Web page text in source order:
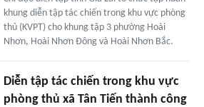
khung diễn tập tác chiến trong khu vực phòng
thủ (KVPT) cho khung tập 3 phường Hoài
Nhơn, Hoài Nhơn Đông và Hoài Nhơn Bắc.
Diễn tập tác chiến trong khu vực
phòng thủ xã Tân Tiến thành công